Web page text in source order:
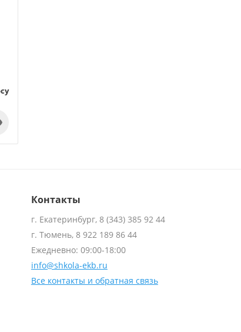
Контакты
г. Екатеринбург, 8 (343) 385 92 44
г. Тюмень, 8 922 189 86 44
Ежедневно: 09:00-18:00
info@shkola-ekb.ru
Все контакты и обратная связь